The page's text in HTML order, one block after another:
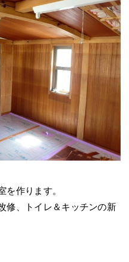
を作ります。
修、トイレ＆キッチンの新